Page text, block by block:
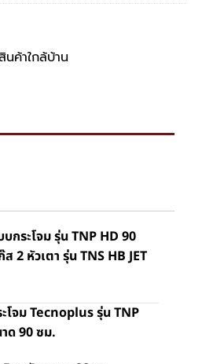
ค้าใกล้บ้าน
กระโจม รุ่น TNP HD 90
2 หัวเตา รุ่น TNS HB JET
โจม Tecnoplus รุ่น TNP
ด 90 ซม.